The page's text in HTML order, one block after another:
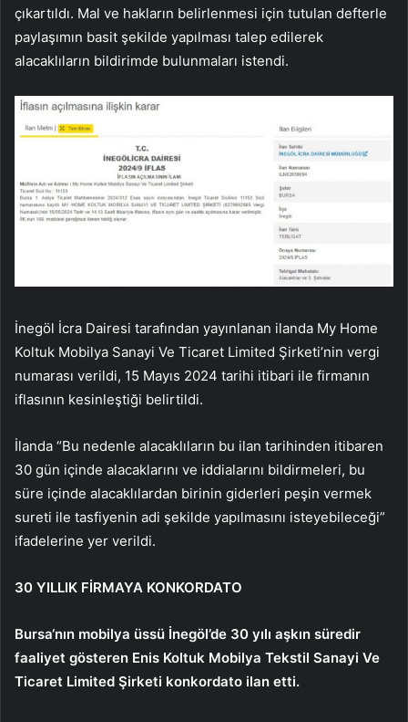
çıkartıldı. Mal ve hakların belirlenmesi için tutulan defterle
paylaşımın basit şekilde yapılması talep edilerek
alacaklıların bildirimde bulunmaları istendi.
İnegöl İcra Dairesi tarafından yayınlanan ilanda My Home
Koltuk Mobilya Sanayi Ve Ticaret Limited Şirketi’nin vergi
numarası verildi, 15 Mayıs 2024 tarihi itibari ile firmanın
iflasının kesinleştiği belirtildi.
İlanda “Bu nedenle alacaklıların bu ilan tarihinden itibaren
30 gün içinde alacaklarını ve iddialarını bildirmeleri, bu
süre içinde alacaklılardan birinin giderleri peşin vermek
sureti ile tasfiyenin adi şekilde yapılmasını isteyebileceği”
ifadelerine yer verildi.
30 YILLIK FİRMAYA KONKORDATO
Bursa‘nın mobilya üssü İnegöl’de 30 yılı aşkın süredir
faaliyet gösteren Enis Koltuk Mobilya Tekstil Sanayi Ve
Ticaret Limited Şirketi konkordato ilan etti.